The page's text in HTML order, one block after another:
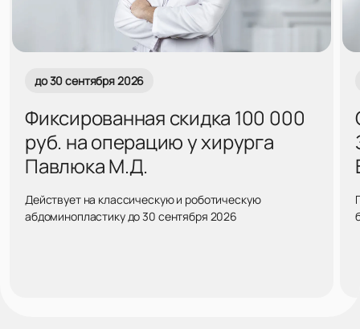
до 30 сентября 2026
Фиксированная скидка 100 000
руб. на операцию у хирурга
Павлюка М.Д.
Действует на классическую и роботическую
абдоминопластику до 30 сентября 2026